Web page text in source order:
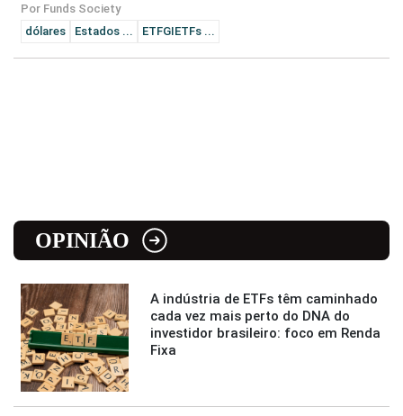
Por Funds Society
dólares
Estados ... ETFGIETFs ...
OPINIÃO
A indústria de ETFs têm caminhado
cada vez mais perto do DNA do
investidor brasileiro: foco em Renda
Fixa